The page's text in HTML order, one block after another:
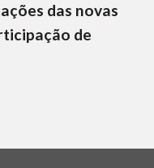
das novas
de